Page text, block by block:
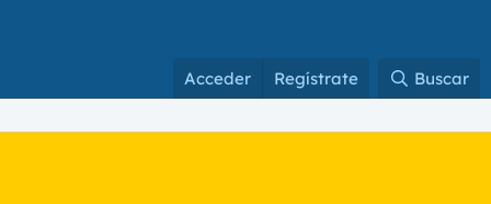
Acceder Regístrate Buscar